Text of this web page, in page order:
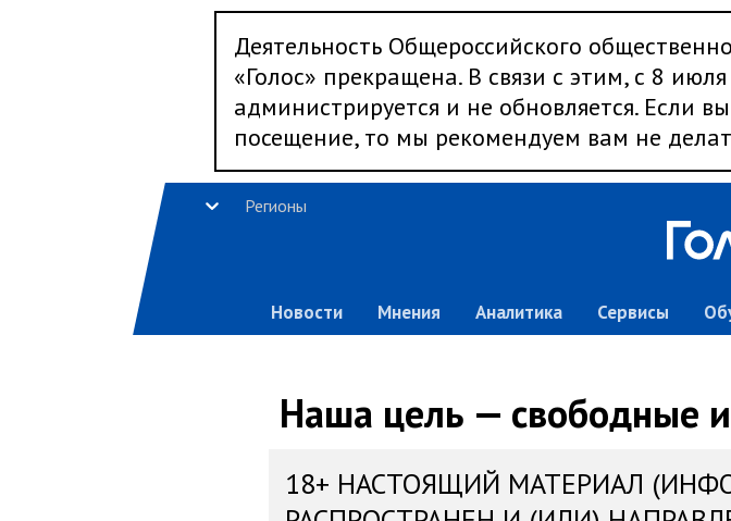
Деятельность Общероссийского
«Голос» прекращена. В связи с этим, с 8
администрируется и не обновляется. Если
посещение, то мы рекомендуем вам не
Регионы
Новости Мнения Аналитика Сервисы
Наша цель — свободные
18+ НАСТОЯЩИЙ МАТЕРИАЛ